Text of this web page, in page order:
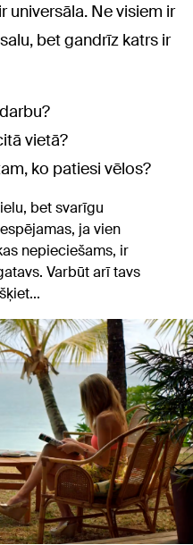
universāla. Ne visiem ir
bet gandrīz katrs ir
vietā?
ko patiesi vēlos?
bet svarīgu
ja vien
nepieciešams, ir
Varbūt arī tavs